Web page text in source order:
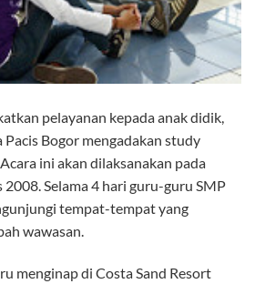
pelayanan kepada anak didik,
Bogor mengadakan study
ini akan dilaksanakan pada
Selama 4 hari guru-guru SMP
tempat-tempat yang
wawasan.
menginap di Costa Sand Resort